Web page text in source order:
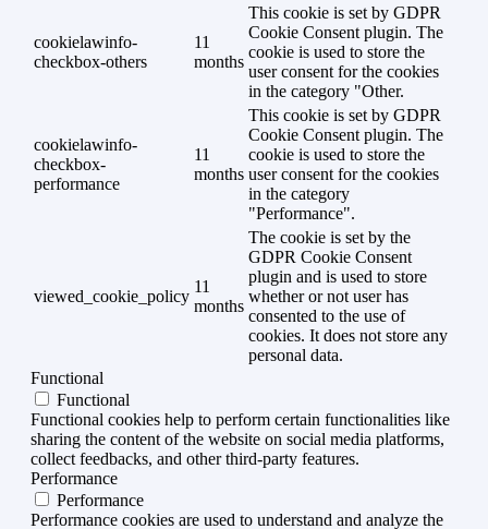
cookielawinfo-
checkbox-others
11
months
This cookie is set by GDPR
Cookie Consent plugin. The
cookie is used to store the
user consent for the cookies
in the category "Other.
cookielawinfo-
checkbox-
performance
11
months
This cookie is set by GDPR
Cookie Consent plugin. The
cookie is used to store the
user consent for the cookies
in the category
"Performance".
viewed_cookie_policy
11
months
The cookie is set by the
GDPR Cookie Consent
plugin and is used to store
whether or not user has
consented to the use of
cookies. It does not store any
personal data.
Functional
Functional
Functional cookies help to perform certain functionalities like
sharing the content of the website on social media platforms,
collect feedbacks, and other third-party features.
Performance
Performance
Performance cookies are used to understand and analyze the